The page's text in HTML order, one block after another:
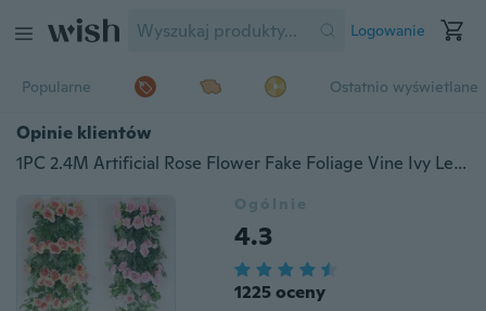
Logowanie
Popularne Ostatnio wyświetlane
Opinie klientów
1PC 2.4M Artificial Rose Flower Fake Foliage Vine Ivy Leaf Wedding Plants Decoration
Ogólnie
4.3
1225 oceny